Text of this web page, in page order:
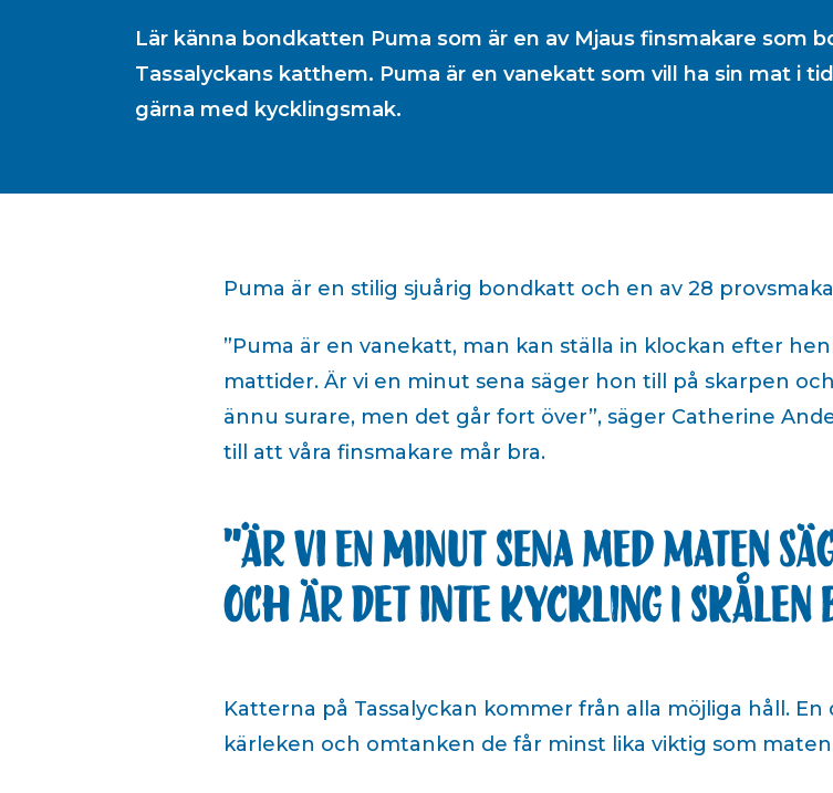
Lär känna bondkatten Puma som är en av Mjaus finsmakare som
Tassalyckans katthem. Puma är en vanekatt som vill ha sin mat i
gärna med kycklingsmak.
Puma är en stilig sjuårig bondkatt och en av 28
”Puma är en vanekatt, man kan ställa in klockan efter
mattider. Är vi en minut sena säger hon till på skarpen
ännu surare, men det går fort över”, säger Catherine
till att våra finsmakare mår bra.
Är vi en minut sena med maten
och är det inte kyckling i skålen
Katterna på Tassalyckan kommer från alla möjliga håll.
kärleken och omtanken de får minst lika viktig som